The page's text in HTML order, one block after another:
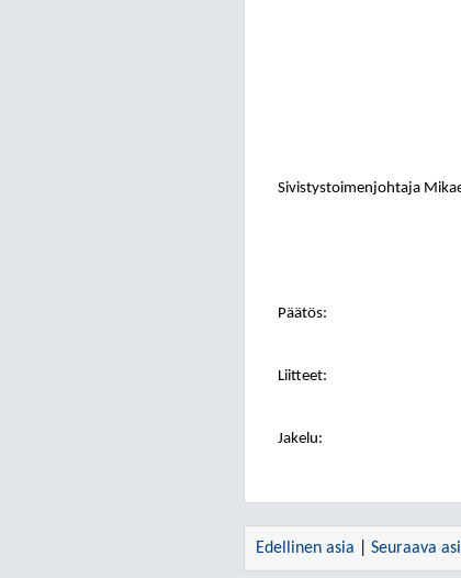
Sivistystoimenjohtaja
Päätös:
Liitteet:
Jakelu:
Edellinen asia Seuraava